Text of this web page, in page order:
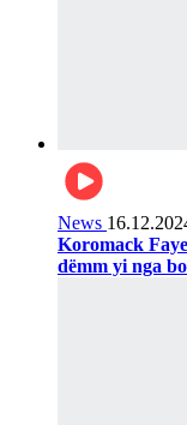
News
Koromack
dëmm yi nga